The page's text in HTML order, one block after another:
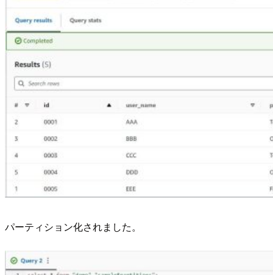
パーティション化されました。